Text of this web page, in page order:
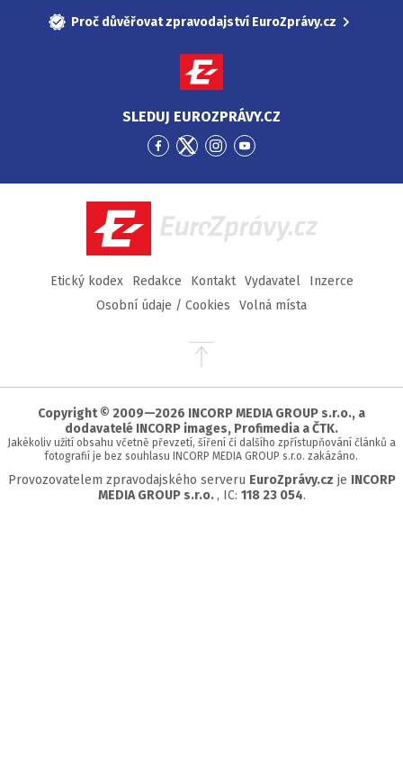
Proč důvěřovat zpravodajství EuroZprávy.cz
SLEDUJ EUROZPRÁVY.CZ
Přejít
Facebook
Přejít
Twitter
Přejít
Instagram
Přejít
YouTube
EuroZprávy.cz
Etický kodex Redakce Kontakt Vydavatel
Inzerce
Osobní údaje / Cookies
Volná místa
Přejít
stránky
Copyright © 2009—2026 INCORP MEDIA GROUP s.r.o., a
dodavatelé INCORP images, Profimedia a ČTK.
Jakékoliv užití obsahu včetně převzetí, šíření či dalšího zpřístupňování článků a
fotografií je bez souhlasu INCORP MEDIA GROUP s.r.o. zakázáno.
Provozovatelem zpravodajského serveru EuroZprávy.cz je INCORP
MEDIA GROUP s.r.o. , IC: 118 23 054.